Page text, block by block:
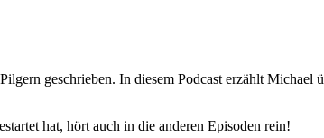
geschrieben. In diesem Podcast erzählt Michael
hat, hört auch in die anderen Episoden rein!